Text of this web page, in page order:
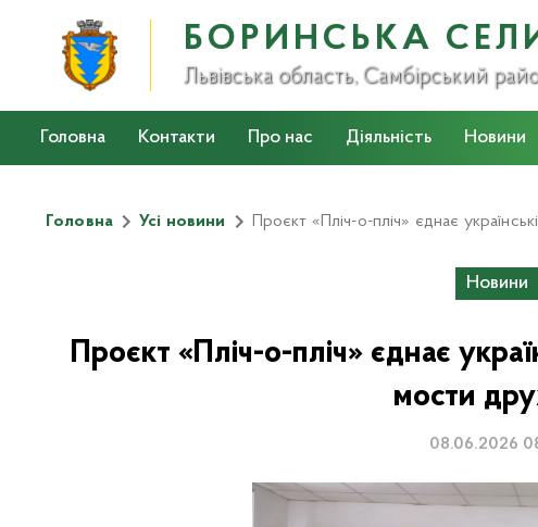
БОРИНСЬКА
Львівська область, Самбірський
Головна Контакти Про нас Діяльність Новини
Головна Усі новини Проєкт «Пліч-о-пліч» єднає
Новини
Проєкт «Пліч-о-пліч» єднає
мости
08.06.2026